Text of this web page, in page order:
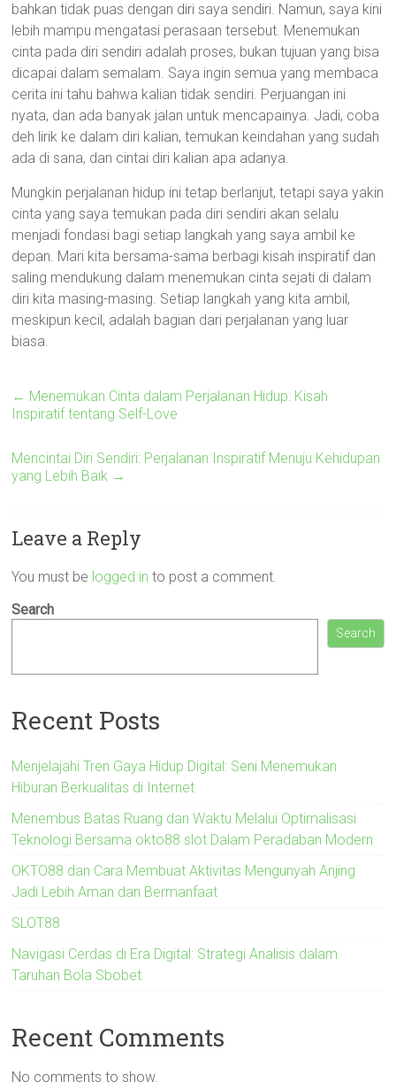
bahkan tidak puas dengan diri saya sendiri. Namun, saya kini
lebih mampu mengatasi perasaan tersebut. Menemukan
cinta pada diri sendiri adalah proses, bukan tujuan yang bisa
dicapai dalam semalam. Saya ingin semua yang membaca
cerita ini tahu bahwa kalian tidak sendiri. Perjuangan ini
nyata, dan ada banyak jalan untuk mencapainya. Jadi, coba
deh lirik ke dalam diri kalian, temukan keindahan yang sudah
ada di sana, dan cintai diri kalian apa adanya.
Mungkin perjalanan hidup ini tetap berlanjut, tetapi saya yakin
cinta yang saya temukan pada diri sendiri akan selalu
menjadi fondasi bagi setiap langkah yang saya ambil ke
depan. Mari kita bersama-sama berbagi kisah inspiratif dan
saling mendukung dalam menemukan cinta sejati di dalam
diri kita masing-masing. Setiap langkah yang kita ambil,
meskipun kecil, adalah bagian dari perjalanan yang luar
biasa.
← Menemukan Cinta dalam Perjalanan Hidup: Kisah
Inspiratif tentang Self-Love
Mencintai Diri Sendiri: Perjalanan Inspiratif Menuju Kehidupan
yang Lebih Baik →
Leave a Reply
You must be logged in to post a comment.
Search
Search
Recent Posts
Menjelajahi Tren Gaya Hidup Digital: Seni Menemukan
Hiburan Berkualitas di Internet
Menembus Batas Ruang dan Waktu Melalui Optimalisasi
Teknologi Bersama okto88 slot Dalam Peradaban Modern
OKTO88 dan Cara Membuat Aktivitas Mengunyah Anjing
Jadi Lebih Aman dan Bermanfaat
SLOT88
Navigasi Cerdas di Era Digital: Strategi Analisis dalam
Taruhan Bola Sbobet
Recent Comments
No comments to show.